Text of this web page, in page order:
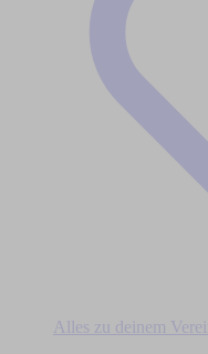
Alles zu deinem Verein